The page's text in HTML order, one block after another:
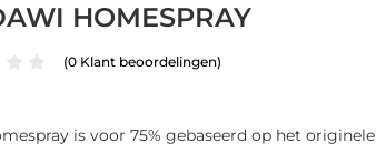
HOMESPRAY
(0 Klant beoordelingen)
is voor 75% gebaseerd op het originele